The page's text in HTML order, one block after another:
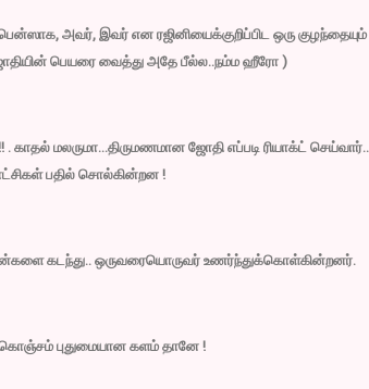
அவர், இவர் என ரஜினியைக்குறிப்பிட ஒரு குழந்தையும்
பெயரை வைத்து அதே பீல்ல..நம்ம ஹீரோ )
மலருமா…திருமணமான ஜோதி எப்படி ரியாக்ட்
பதில் சொல்கின்றன !
கடந்து.. ஒருவரையொருவர் உணர்ந்துக்கொள்கின்றனர்.
புதுமையான களம் தானே !